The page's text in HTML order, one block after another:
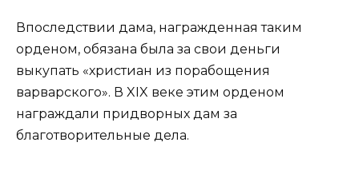
Впоследствии дама, награжденная таким
орденом, обязана была за свои деньги
выкупать «христиан из порабощения
варварского». В XIX веке этим орденом
награждали придворных дам за
благотворительные дела.